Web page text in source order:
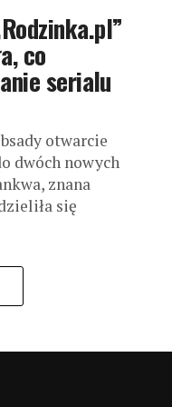
co
serialu
otwarcie
dwóch nowych
znana
się